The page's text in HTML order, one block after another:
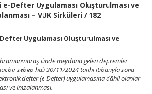
e-Defter Uygulaması Oluşturulması ve
– VUK Sirküleri / 182
Uygulaması Oluşturulması ve
ilinde meydana gelen depremler
sebep hali 30/11/2024 tarihi itibarıyla sona
defter (e-Defter) uygulamasına dâhil olanlar
ve imzalanması.